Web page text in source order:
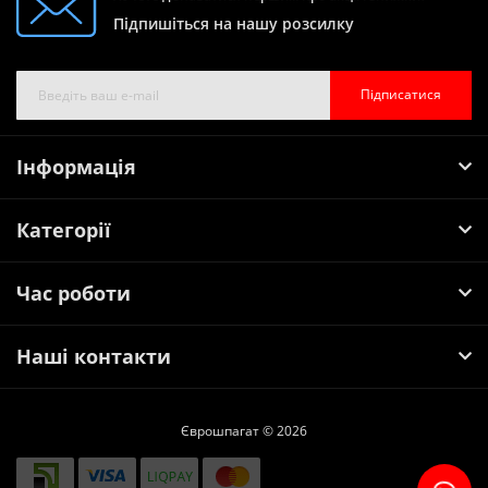
процесі виробництва сільськогосподарської продукції.
розміщена інформація з технічними характеристиками
міцність шпагату тюковочного CASE становить 78 кг.
Висока якість;
Шпагат тюковочный САЅЕ - це відповідність високим
стандартам європейської якості.
і ідеально підійде, як для в'язання великих тюків на
сільськогосподарських підприємствах, так і не
Зручна упаковка;
Завдяки відразу двох клубах шпагату прискорюється
процес в'язання соломи і сіна. Як результат,
Підпишіться на нашу розсилку
Підписатися
Інформація
Категорії
Час роботи
Наші контакти
Єврошпагат © 2026